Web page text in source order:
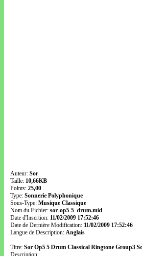
Auteur: Sor
Taille: 10,66KB
Points: 25,00
Type: Sonnerie Polyphonique
Sous-Type: Musique Classique
Nom du Fichier: sor-op5-5_drum.mid
Date d'Insertion: 11/02/2009 17:52:46
Date de Dernière Modification: 11/02/2009 17:52:46
Langue de Description: Anglais
Titre: Sor Op5 5 Drum Classical Ringtone Group3
Description: